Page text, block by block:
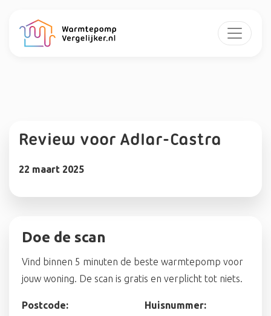
Review voor Adlar-Castra
22 maart 2025
Doe de scan
Vind binnen 5 minuten de beste warmtepomp voor
jouw woning. De scan is gratis en verplicht tot niets.
Postcode: Huisnummer: